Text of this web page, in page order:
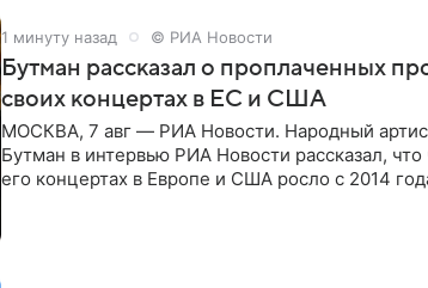
1 минуту назад © РИА Новости
Бутман рассказал о проплаченных
своих концертах в ЕС и США
МОСКВА, 7 авг — РИА Новости. Народный
Бутман в интервью РИА Новости рассказал,
его концертах в Европе и США росло с 2014